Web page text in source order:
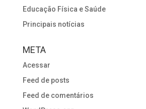
Educação Física e Saúde
Principais notícias
META
Acessar
Feed de posts
Feed de comentários